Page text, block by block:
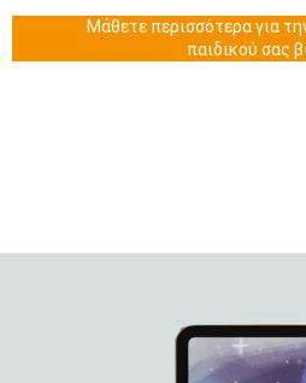
Μάθετε περισσότερα για
παιδικού σας